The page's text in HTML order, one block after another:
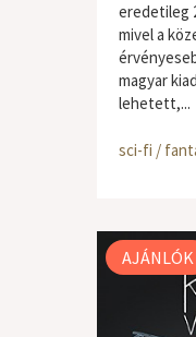
eredetileg
mivel a
magyar
lehetett,...
sci-fi /
AJÁNLÓK